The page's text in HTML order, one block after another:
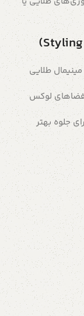
طلایی
فضاهای لوکس
جلوه بهتر